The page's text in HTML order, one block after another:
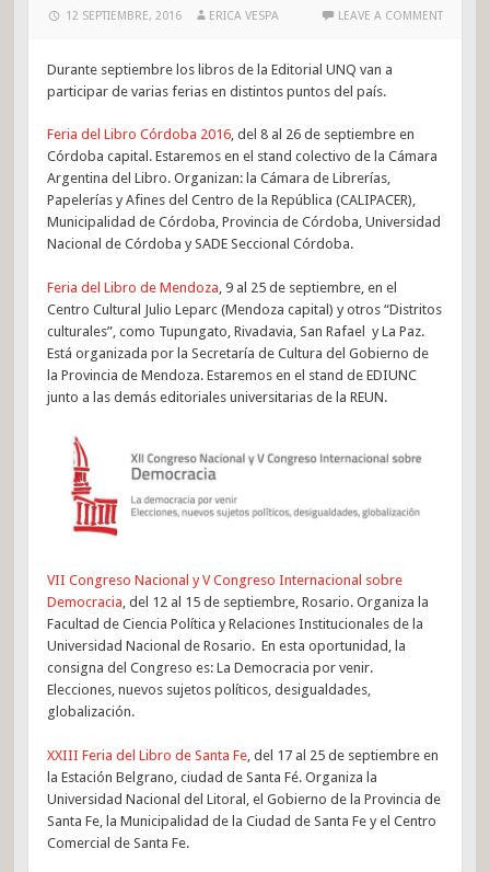
12 SEPTIEMBRE, 2016 ERICA VESPA LEAVE A COMMENT
Durante septiembre los libros de la Editorial UNQ van a
participar de varias ferias en distintos puntos del país.
Feria del Libro Córdoba 2016, del 8 al 26 de septiembre en
Córdoba capital. Estaremos en el stand colectivo de la Cámara
Argentina del Libro. Organizan: la Cámara de Librerías,
Papelerías y Afines del Centro de la República (CALIPACER),
Municipalidad de Córdoba, Provincia de Córdoba, Universidad
Nacional de Córdoba y SADE Seccional Córdoba.
Feria del Libro de Mendoza , 9 al 25 de septiembre, en el
Centro Cultural Julio Leparc (Mendoza capital) y otros “Distritos
culturales”, como Tupungato, Rivadavia, San Rafael y La Paz.
Está organizada por la Secretaría de Cultura del Gobierno de
la Provincia de Mendoza. Estaremos en el stand de EDIUNC
junto a las demás editoriales universitarias de la REUN.
VII Congreso Nacional y V Congreso Internacional sobre
Democracia, del 12 al 15 de septiembre, Rosario. Organiza la
Facultad de Ciencia Política y Relaciones Institucionales de la
Universidad Nacional de Rosario. En esta oportunidad, la
consigna del Congreso es: La Democracia por venir.
Elecciones, nuevos sujetos políticos, desigualdades,
globalización.
XXIII Feria del Libro de Santa Fe , del 17 al 25 de septiembre en
la Estación Belgrano, ciudad de Santa Fé. Organiza la
Universidad Nacional del Litoral, el Gobierno de la Provincia de
Santa Fe, la Municipalidad de la Ciudad de Santa Fe y el Centro
Comercial de Santa Fe.